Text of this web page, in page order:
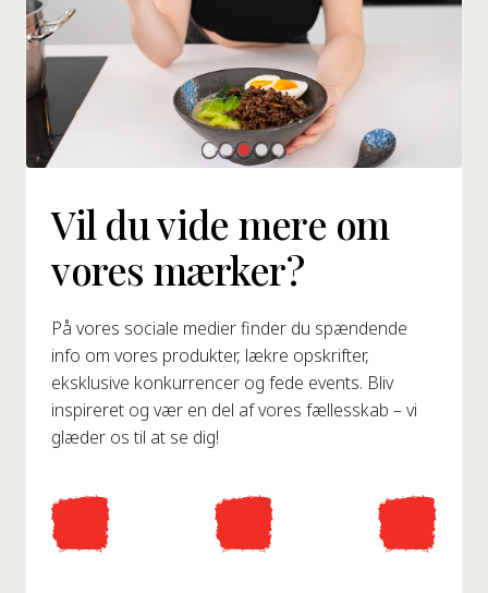
Vil du vide mere om
vores mærker?
På vores sociale medier finder du spændende
info om vores produkter, lækre opskrifter,
eksklusive konkurrencer og fede events. Bliv
inspireret og vær en del af vores fællesskab – vi
glæder os til at se dig!